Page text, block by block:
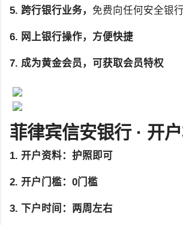
5. 跨行银行业务， 免费向任何安全银
6. 网上银行操作，方便快捷
7. 成为黄金会员，可获取会员特权
菲律宾信安银行 · 开
1. 开户资料：护照即可
2. 开户门槛：0门槛
3. 下户时间：两周左右